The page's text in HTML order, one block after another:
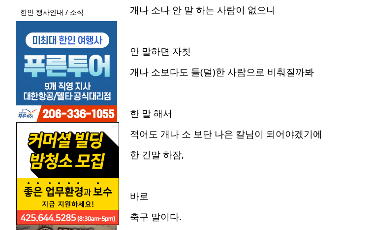
한인 행사안내 / 소식
개나 소나 안 말 하는 사람이 없으니
안 말하면 자칫
개나 소보다도 들(덜)한 사람으로 비춰질까봐
한 말 해서
적어도 개나 소 보단 나은 칼님이 되어야겠기에
한 긴말 하잠,
바로
축구 말이다.